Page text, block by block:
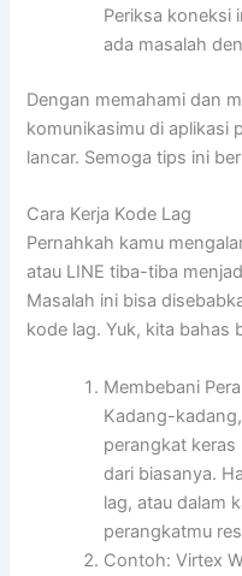
Periksa koneksi
ada masalah
Dengan memahami dan
komunikasimu di aplikasi
lancar. Semoga tips ini
Cara Kerja Kode Lag
Pernahkah kamu
atau LINE tiba-tiba
Masalah ini bisa
kode lag. Yuk, kita bahas
Membebani
Kadang-
perangkat keras
dari biasanya.
lag, atau dalam
perangkatmu
Contoh: Virtex